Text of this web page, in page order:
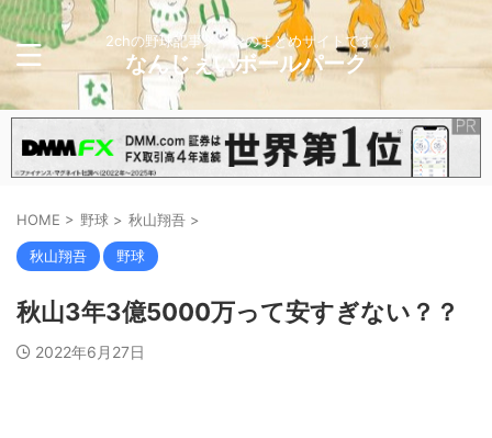
2chの野球記事メインのまとめサイトです。
なんじぇいボールパーク
HOME > 野球 > 秋山翔吾 >
秋山翔吾 野球
秋山3年3億5000万って安すぎない？？
2022年6月27日